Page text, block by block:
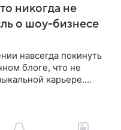
никогда не
о шоу-бизнесе
навсегда покинуть
блоге, что не
карьере.